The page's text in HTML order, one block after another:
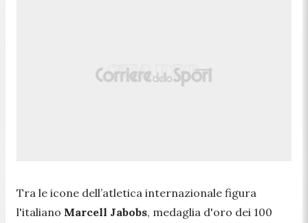
Tra le icone dell’atletica internazionale figura
l'italiano Marcell Jabobs, medaglia d'oro dei 100